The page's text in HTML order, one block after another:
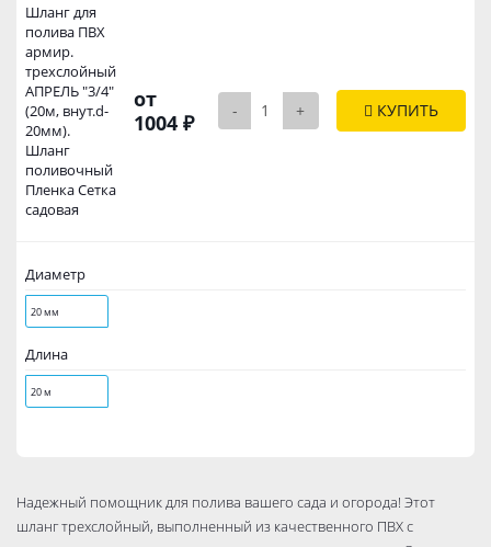
Шланг для
полива ПВХ
армир.
трехслойный
АПРЕЛЬ "3/4"
(20м, внут.d-
20мм).
Шланг
поливочный
Пленка Сетка
садовая
от
1004 ₽
- + КУПИТЬ
Диаметр
20 мм
Длина
20 м
Надежный помощник для полива вашего сада и огорода! Этот
шланг трехслойный, выполненный из качественного ПВХ с